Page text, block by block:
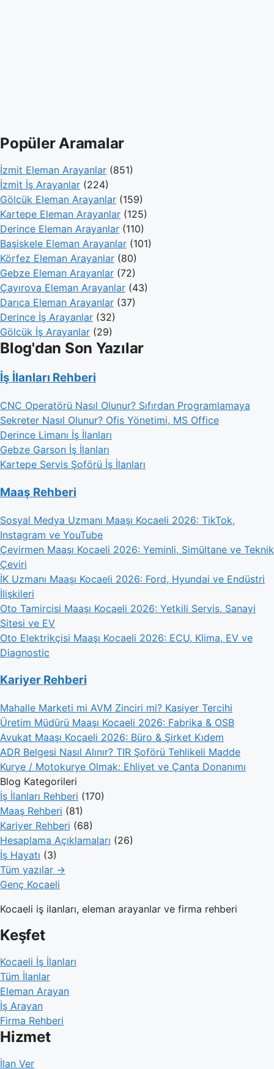
Popüler Aramalar
İzmit Eleman Arayanlar (851)
İzmit İş Arayanlar (224)
Gölcük Eleman Arayanlar (159)
Kartepe Eleman Arayanlar (125)
Derince Eleman Arayanlar (110)
Başiskele Eleman Arayanlar (101)
Körfez Eleman Arayanlar (80)
Gebze Eleman Arayanlar (72)
Çayırova Eleman Arayanlar (43)
Darıca Eleman Arayanlar (37)
Derince İş Arayanlar (32)
Gölcük İş Arayanlar (29)
Blog'dan Son Yazılar
İş İlanları Rehberi
CNC Operatörü Nasıl Olunur? Sıfırdan Programlamaya
Sekreter Nasıl Olunur? Ofis Yönetimi, MS Office
Derince Limanı İş İlanları
Gebze Garson İş İlanları
Kartepe Servis Şoförü İş İlanları
Maaş Rehberi
Sosyal Medya Uzmanı Maaşı Kocaeli 2026: TikTok,
Instagram ve YouTube
Çevirmen Maaşı Kocaeli 2026: Yeminli, Simültane ve Teknik
Çeviri
İK Uzmanı Maaşı Kocaeli 2026: Ford, Hyundai ve Endüstri
İlişkileri
Oto Tamircisi Maaşı Kocaeli 2026: Yetkili Servis, Sanayi
Sitesi ve EV
Oto Elektrikçisi Maaşı Kocaeli 2026: ECU, Klima, EV ve
Diagnostic
Kariyer Rehberi
Mahalle Marketi mi AVM Zinciri mi? Kasiyer Tercihi
Üretim Müdürü Maaşı Kocaeli 2026: Fabrika & OSB
Avukat Maaşı Kocaeli 2026: Büro & Şirket Kıdem
ADR Belgesi Nasıl Alınır? TIR Şoförü Tehlikeli Madde
Kurye / Motokurye Olmak: Ehliyet ve Çanta Donanımı
Blog Kategorileri
İş İlanları Rehberi (170)
Maaş Rehberi (81)
Kariyer Rehberi (68)
Hesaplama Açıklamaları (26)
İş Hayatı (3)
Tüm yazılar →
Genç Kocaeli
Kocaeli iş ilanları, eleman arayanlar ve firma rehberi
Keşfet
Kocaeli İş İlanları
Tüm İlanlar
Eleman Arayan
İş Arayan
Firma Rehberi
Hizmet
İlan Ver